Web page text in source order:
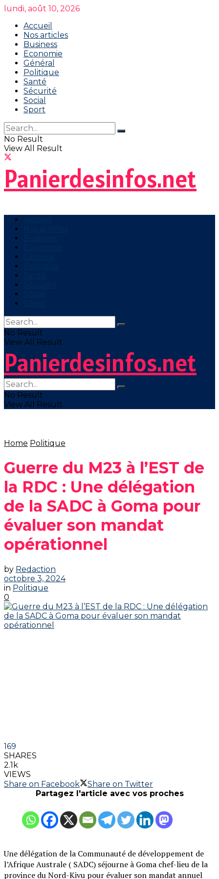
lundi, août 10, 2026
Accueil
Nos articles
Business
Economie
Général
Politique
Santé
Sécurité
Social
Sport
No Result
View All Result
Panierdesinfos.net
No Result
View All Result
Panierdesinfos.net
No Result
View All Result
Home Politique
Guerre du M23 à l’EST de
la RDC : Une délégation
de la SADC à Goma pour
évaluer son mandat
opérationnel
by Redaction
octobre 3, 2024
in Politique
0
169
SHARES
2.1k
VIEWS
Share on Facebook
Share on Twitter
Partagez l'article avec vos proches
Une délégation de la Communauté de développement de
l’Afrique Australe ( SADC) séjourne à Goma chef-lieu de la
province du Nord-Kivu pour évaluer son mandat annuel